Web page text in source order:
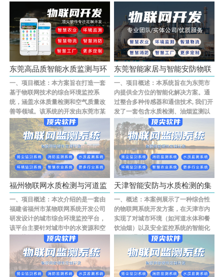
东莞高品质智能水质监测与环
保解决···
一、项目概述：本方案旨在打造一套
基于物联网技术的综合环境监控系
统，涵盖水体质量检测和空气质量改
善等领域。该系统的开发由东莞市某
知名科技公司负···...
东莞智能家居与智能安防物联
网系统···
一、项目概述：本系统旨在为东莞市
内提供全方位的智能化解决方案。通
过整合多种传感器和通信技术, 我们开
发了一套包含水质检测、油烟监测以
及道路交通···...
福州物联网水质检测与河道监
测解决···
一、项目概述：本次介绍的是一套由
福建省福州市某物联网系统开发公司
研发设计的城市综合环境监控平台，
该平台主要针对城市中的水资源和空
气污染问题进···...
天津智能安防与水质检测的集
成化物···
一、概述：本案例展示了一种综合性
的物联网系统开发方案，在天津市内
实现了对城市环境（如河道水体和餐
饮油烟）以及安全监控系统的智能化
管理。通过整···...